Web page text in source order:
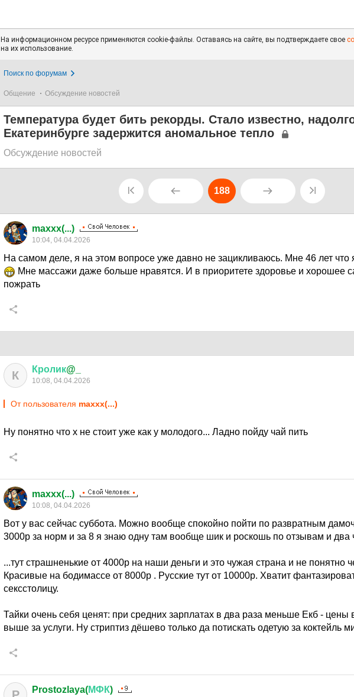
На информационном ресурсе применяются cookie-файлы. Оставаясь на сайте, вы подтверждаете свое
на их использование.
Поиск по форумам
Общение Обсуждение новостей
Температура будет бить рекорды. Стало известно,
Екатеринбурге задержится аномальное тепло
Обсуждение новостей
188
maxxx(...)
10:04, 04.04.2026
На самом деле, я на этом вопросе уже давно не зацикливаюсь. Мне 46 лет что
Мне массажи даже больше нравятся. И в приоритете здоровье и хорошее
пожрать
К Кролик@_
10:08, 04.04.2026
От пользователя maxxx(...)
Ну понятно что х не стоит уже как у молодого... Ладно пойду чай пить
maxxx(...)
10:08, 04.04.2026
Вот у вас сейчас суббота. Можно вообще спокойно пойти по развратным
3000р за норм и за 8 я знаю одну там вообще шик и роскошь по отзывам и два
...тут страшненькие от 4000р на наши деньги и это чужая страна и не понятно
Красивые на бодимассе от 8000р . Русские тут от 10000р. Хватит
сексстолицу.
Тайки очень себя ценят: при средних зарплатах в два раза меньше Екб - цены
выше за услуги. Ну стриптиз дёшево только да потискать одетую за коктейль
Prostozlaya(МФК)